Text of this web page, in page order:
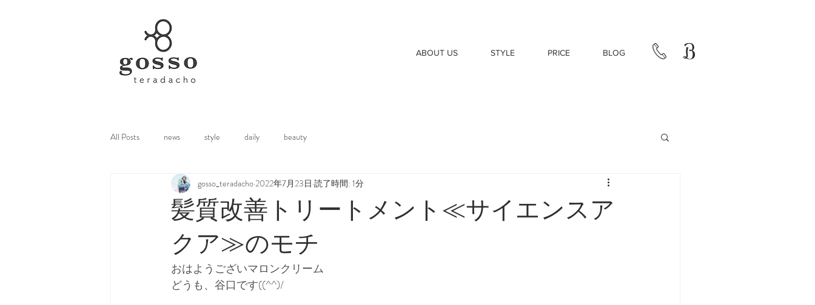
ABOUT US STYLE PRICE BLOG
All Posts news style daily beauty
髪質改善トリートメント≪サイエンスア
クア≫のモチ
gosso_teradacho 2022年7月23日 読了時間: 1分
おはようございマロンクリーム
どうも、谷口です((^^)/